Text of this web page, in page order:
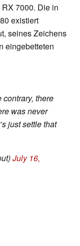
7000. Die in
existiert
seines Zeichens
eingebetteten
there
was never
just settle that
July 16,